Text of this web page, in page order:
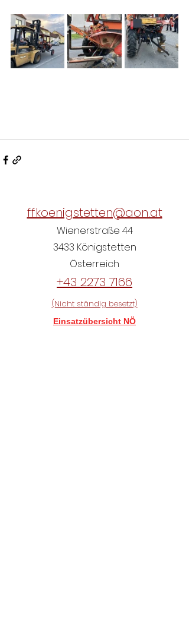
ffkoenigstetten@aon.at
Wienerstraße 44
3433 Königstetten
Österreich
+43 2273 7166
(Nicht ständig besetzt)
Einsatzübersicht NÖ